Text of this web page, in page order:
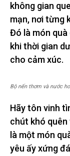
không gian
mạn, nơi từng
Đó là món quà
khi thời gian
cho cảm xúc.
Bộ nến thơm và nước
Hãy tôn vinh
chút khó quên
là một món
yêu ấy xứng